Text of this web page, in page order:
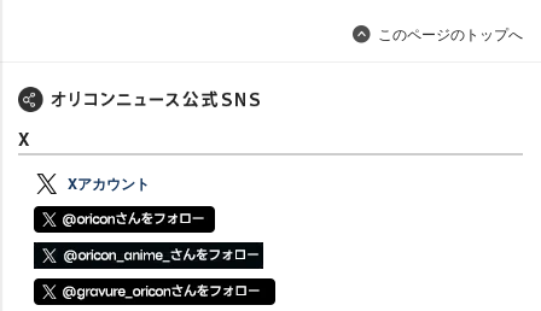
このページのトップへ
X
Xアカウント